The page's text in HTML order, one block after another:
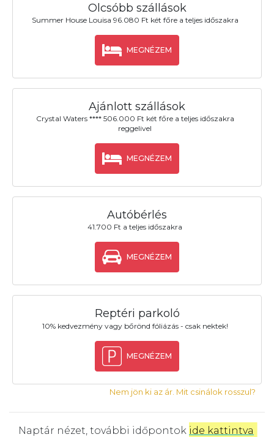
Olcsóbb szállások
Summer House Louisa 96.080 Ft két főre a teljes időszakra
MEGNÉZEM
Ajánlott szállások
Crystal Waters **** 506.000 Ft két főre a teljes időszakra
reggelivel
MEGNÉZEM
Autóbérlés
41.700 Ft a teljes időszakra
MEGNÉZEM
Reptéri parkoló
10% kedvezmény vagy bőrönd fóliázás - csak nektek!
MEGNÉZEM
Nem jön ki az ár. Mit csinálok rosszul?
Naptár nézet, további időpontok ide kattintva